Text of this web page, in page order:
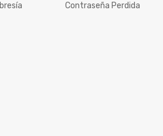
Contraseña Perdida